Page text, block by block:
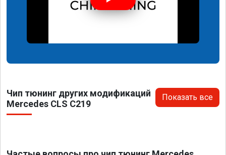
Чип тюнинг других модификаций
Mercedes CLS C219
Показать все